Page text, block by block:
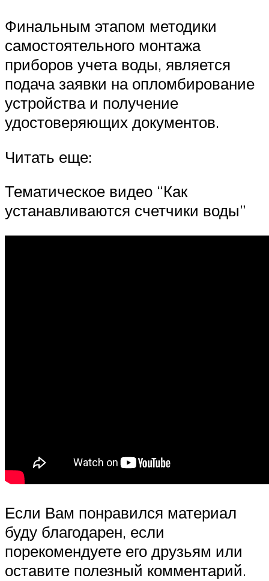
Финальным этапом методики
самостоятельного монтажа
приборов учета воды, является
подача заявки на опломбирование
устройства и получение
удостоверяющих документов.
Читать еще:
Тематическое видео “Как
устанавливаются счетчики воды”
Если Вам понравился материал
буду благодарен, если
порекомендуете его друзьям или
оставите полезный комментарий.